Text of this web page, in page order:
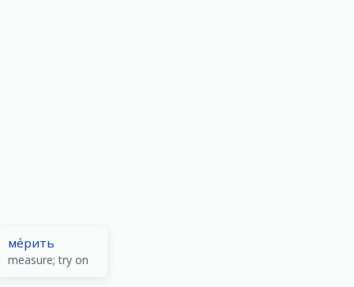
ме́рить
measure; try on